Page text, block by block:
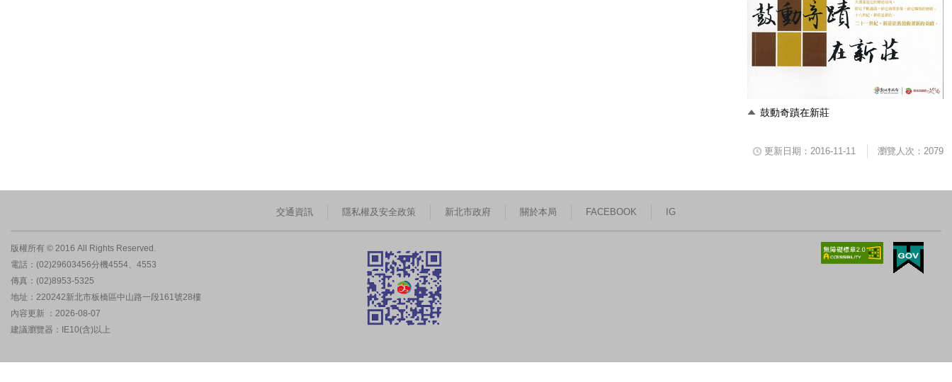
鼓動奇蹟在新莊
更新日期：2016-11-11 瀏覽人次：2079
交通資訊 隱私權及安全政策 新北市政府 關於本局 FACEBOOK IG
版權所有 © 2016 All Rights Reserved.
電話：(02)29603456分機4554、4553
傳真：(02)8953-5325
地址：220242新北市板橋區中山路一段161號28樓
內容更新 ：2026-08-07
建議瀏覽器：IE10(含)以上